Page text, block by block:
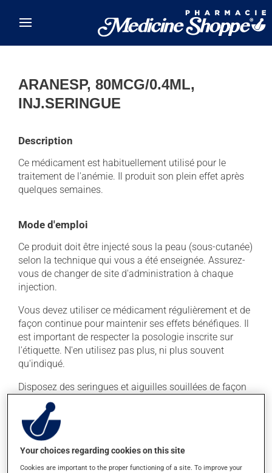
ARANESP, 80MCG/0.4ML,
INJ.SERINGUE
Description
Ce médicament est habituellement utilisé pour le
traitement de l'anémie. Il produit son plein effet après
quelques semaines.
Mode d'emploi
Ce produit doit être injecté sous la peau (sous-cutanée)
selon la technique qui vous a été enseignée. Assurez-
vous de changer de site d'administration à chaque
injection.
Vous devez utiliser ce médicament régulièrement et de
façon continue pour maintenir ses effets bénéfiques. Il
est important de respecter la posologie inscrite sur
l'étiquette. N'en utilisez pas plus, ni plus souvent
qu'indiqué.
Disposez des seringues et aiguilles souillées de façon
sécuritaire. Votre pharmacien pourra vous indiquer
comment faire.
Effets indésirables
Your choices regarding cookies on this site
Cookies are important to the proper functioning of a site. To improve your